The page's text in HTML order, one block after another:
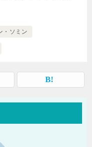
・ソミン